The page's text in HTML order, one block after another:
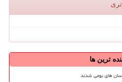
ترین ها
های بومی شدند